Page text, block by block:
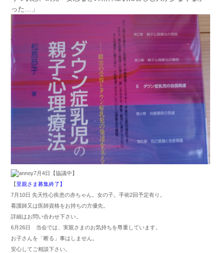
った…」
7月4日【協議中】
【 里親さま募集終了】
7月10日 先天性心疾患の赤ちゃん。女の子。手術2回予定有り。
看護師又は医師資格をお持ちの方優先。
詳細はお問い合わせ下さい。
6月26日 当会では、実親さまのお気持ちを尊重しています。
お子さんを「断る」事はしません。
安心してご相談下さい。